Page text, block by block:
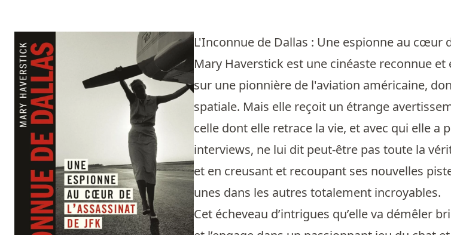
L'Inconnue de Dallas : Une espionne au cœur
Mary Haverstick est une cinéaste reconnue
sur une pionnière de l'aviation américaine,
spatiale. Mais elle reçoit un étrange
celle dont elle retrace la vie, et avec qui elle
interviews, ne lui dit peut-être pas toute la
et en creusant et recoupant ses nouvelles
unes dans les autres totalement incroyables.
Cet écheveau d’intrigues qu’elle va démêler